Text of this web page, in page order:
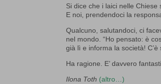
Si dice che i laici nelle Chiese
E noi, prendendoci la
Qualcuno, salutandoci, ci
nel mondo. “Ho pensato: è
già lì e informa la società!
Ha ragione. E’ davvero
Ilona Toth (altro…)